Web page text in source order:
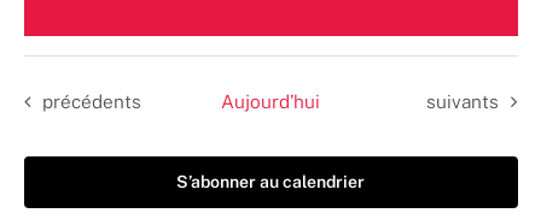
une
date.
Évènements
précédents Aujourd’hui Évènements
suivants
S’abonner au calendrier